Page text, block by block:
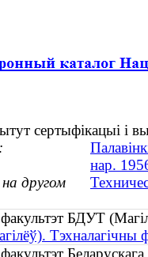
сертыфікацыі і
нар.
другом
факультэт БДУТ
Тэхналагічны